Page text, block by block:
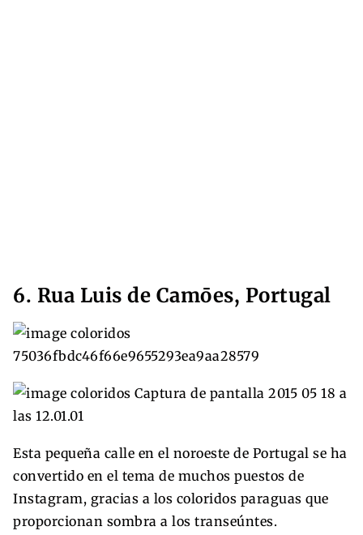
6. Rua Luis de Camōes, Portugal
Esta pequeña calle en el noroeste de Portugal se ha
convertido en el tema de muchos puestos de
Instagram, gracias a los coloridos paraguas que
proporcionan sombra a los transeúntes.